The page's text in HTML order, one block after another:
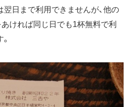
日まで利用できませんが、他の
ければ同じ日でも1杯無料で利